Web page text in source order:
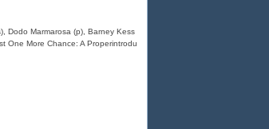
Dodo Marmarosa (p), Barney Kess
One More Chance: A Properintrodu